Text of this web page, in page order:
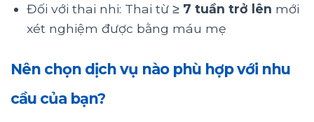
Đối với thai nhi: Thai từ ≥ 7 tuần trở lên mới
xét nghiệm được bằng máu mẹ
Nên chọn dịch vụ nào phù hợp với nhu
cầu của bạn?